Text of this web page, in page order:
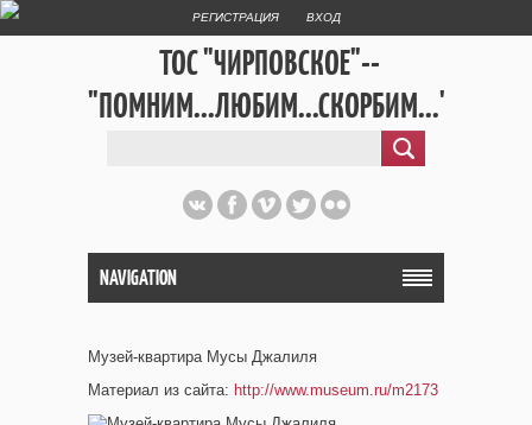
РЕГИСТРАЦИЯ ВХОД
ТОС "ЧИРПОВСКОЕ"--
"ПОМНИМ...ЛЮБИМ...СКОРБИМ..."
NAVIGATION
Музей-квартира Мусы Джалиля
Материал из сайта: http://www.museum.ru/m2173